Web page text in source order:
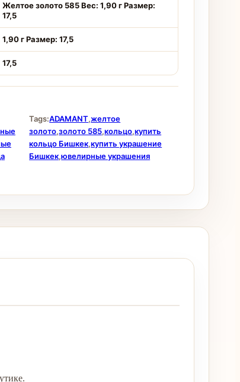
Желтое золото 585 Вес: 1,90 г Размер:
17,5
1,90 г Размер: 17,5
17,5
Tags:ADAMANT,желтое
золото,золото 585,кольцо,купить
кольцо Бишкек,купить украшение
Бишкек,ювелирные украшения